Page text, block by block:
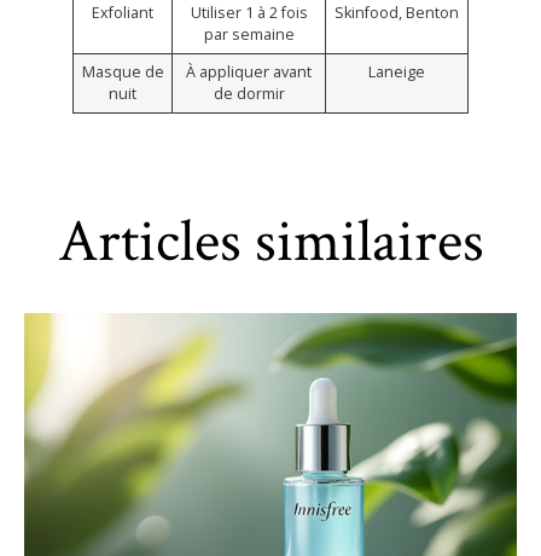
Exfoliant
Utiliser 1 à 2 fois
par semaine
Skinfood, Benton
Masque de
nuit
À appliquer avant
de dormir
Laneige
Articles similaires